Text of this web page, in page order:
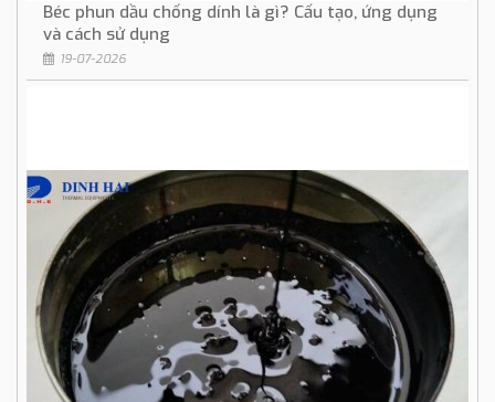
Béc phun dầu chống dính là gì? Cấu tạo, ứng dụng
và cách sử dụng
19-07-2026